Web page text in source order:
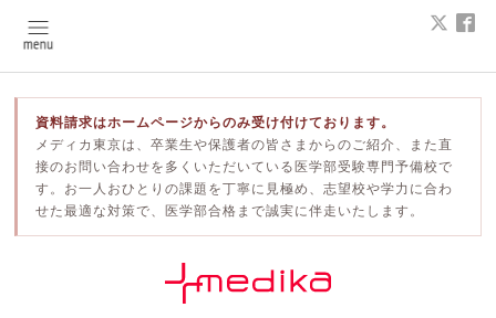
資料請求はホームページからのみ受け付けております。
メディカ東京は、卒業生や保護者の皆さまからのご紹介、また直
接のお問い合わせを多くいただいている医学部受験専門予備校で
す。お一人おひとりの課題を丁寧に見極め、志望校や学力に合わ
せた最適な対策で、医学部合格まで誠実に伴走いたします。